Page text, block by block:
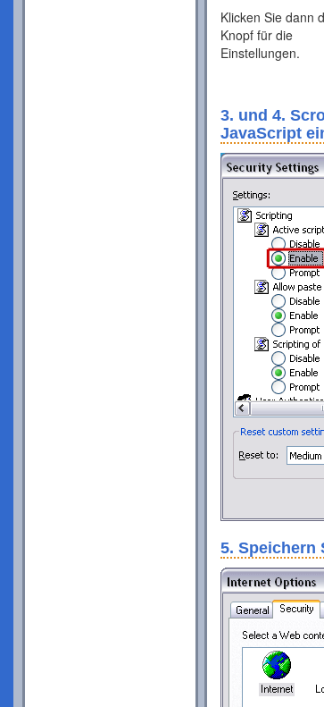
Klicken Sie dann
Knopf für die
Einstellungen.
3. und 4.
JavaScript
5. Speichern